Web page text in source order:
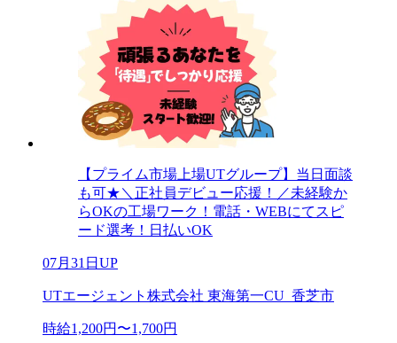
【プライム市場上場UTグループ】当日面談
も可★＼正社員デビュー応援！／未経験か
らOKの工場ワーク！電話・WEBにてスピ
ード選考！日払いOK
07月31日UP
UTエージェント株式会社 東海第一CU_香芝市
時給1,200円〜1,700円